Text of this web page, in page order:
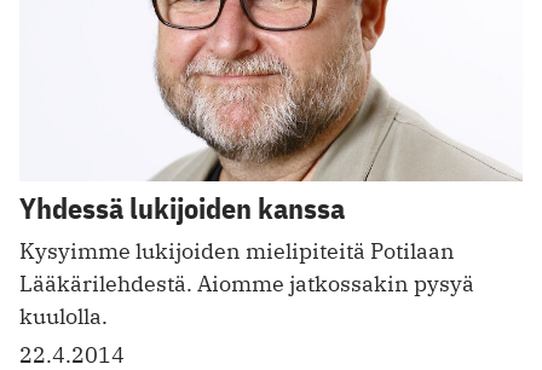
Yhdessä lukijoiden kanssa
Kysyimme lukijoiden mielipiteitä Potilaan
Lääkärilehdestä. Aiomme jatkossakin pysyä
kuulolla.
22.4.2014